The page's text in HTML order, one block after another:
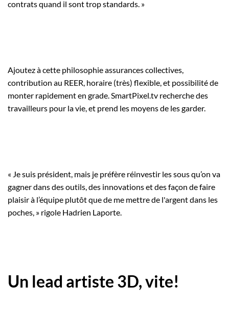
contrats quand il sont trop standards. »
Ajoutez à cette philosophie assurances collectives,
contribution au REER, horaire (très) flexible, et possibilité de
monter rapidement en grade. SmartPixel.tv recherche des
travailleurs pour la vie, et prend les moyens de les garder.
« Je suis président, mais je préfère réinvestir les sous qu’on va
gagner dans des outils, des innovations et des façon de faire
plaisir à l’équipe plutôt que de me mettre de l'argent dans les
poches, » rigole Hadrien Laporte.
Un lead artiste 3D, vite!